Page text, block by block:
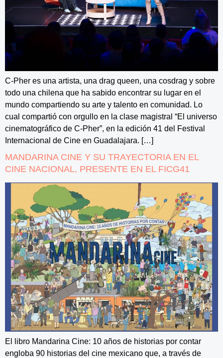
C-Pher es una artista, una drag queen, una cosdrag y sobre
todo una chilena que ha sabido encontrar su lugar en el
mundo compartiendo su arte y talento en comunidad. Lo
cual compartió con orgullo en la clase magistral “El universo
cinematográfico de C-Pher”, en la edición 41 del Festival
Internacional de Cine en Guadalajara. […]
MANDARINA CINE Y SU TRAYECTORIA EN EL
CINE NACIONAL, PRESENTE EN EL FICG41
El libro Mandarina Cine: 10 años de historias por contar
engloba 90 historias del cine mexicano que, a través de